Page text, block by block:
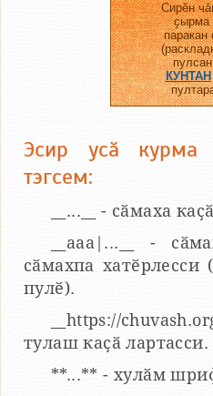
Сирӗн
ҫырма
паракан
КУНТАН
Эсир усӑ курма
тэгсем:
__...__ - сӑмаха
__aaa|...__ -
сӑмахпа хатӗрлесси
пулӗ).
__https://
тулаш каҫӑ лартасси.
**...** - хулӑм